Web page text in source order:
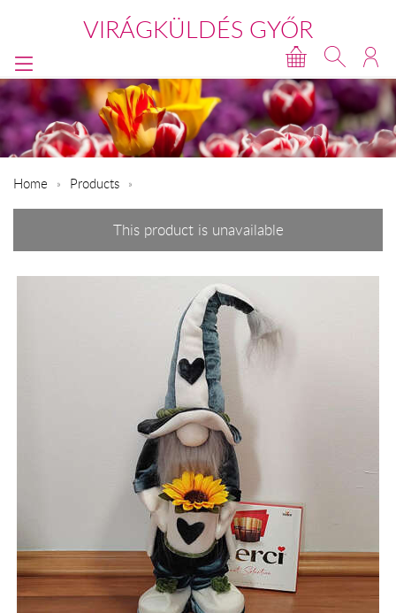
VIRÁGKÜLDÉS GYŐR
Home Products
This product is unavailable